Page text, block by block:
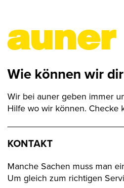
Wie können wir
Wir bei auner geben immer
Hilfe wo wir können. Checke
KONTAKT
Manche Sachen muss man
Um gleich zum richtigen